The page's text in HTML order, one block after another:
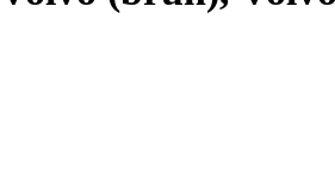
EX1X / FX1X antal